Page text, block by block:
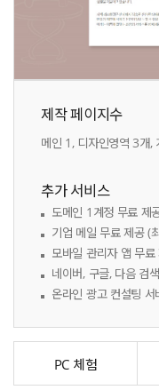
제작 페이지수
메인 1, 디자인영역 3개,
추가 서비스
도메인 1계정 무료
기업 메일 무료 제공 (
모바일 관리자 앱 무
네이버, 구글, 다음 검
온라인 광고 컨설팅 서
PC 체험